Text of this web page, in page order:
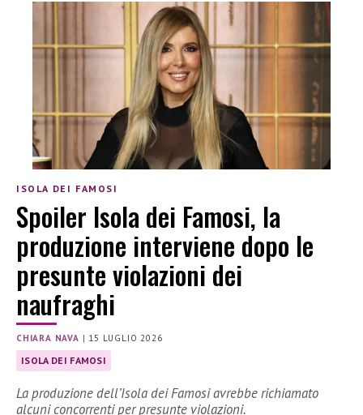
ISOLA DEI FAMOSI
Spoiler Isola dei Famosi, la
produzione interviene dopo le
presunte violazioni dei
naufraghi
CHIARA NAVA | 15 LUGLIO 2026
ISOLA DEI FAMOSI
La produzione dell’Isola dei Famosi avrebbe richiamato
alcuni concorrenti per presunte violazioni.